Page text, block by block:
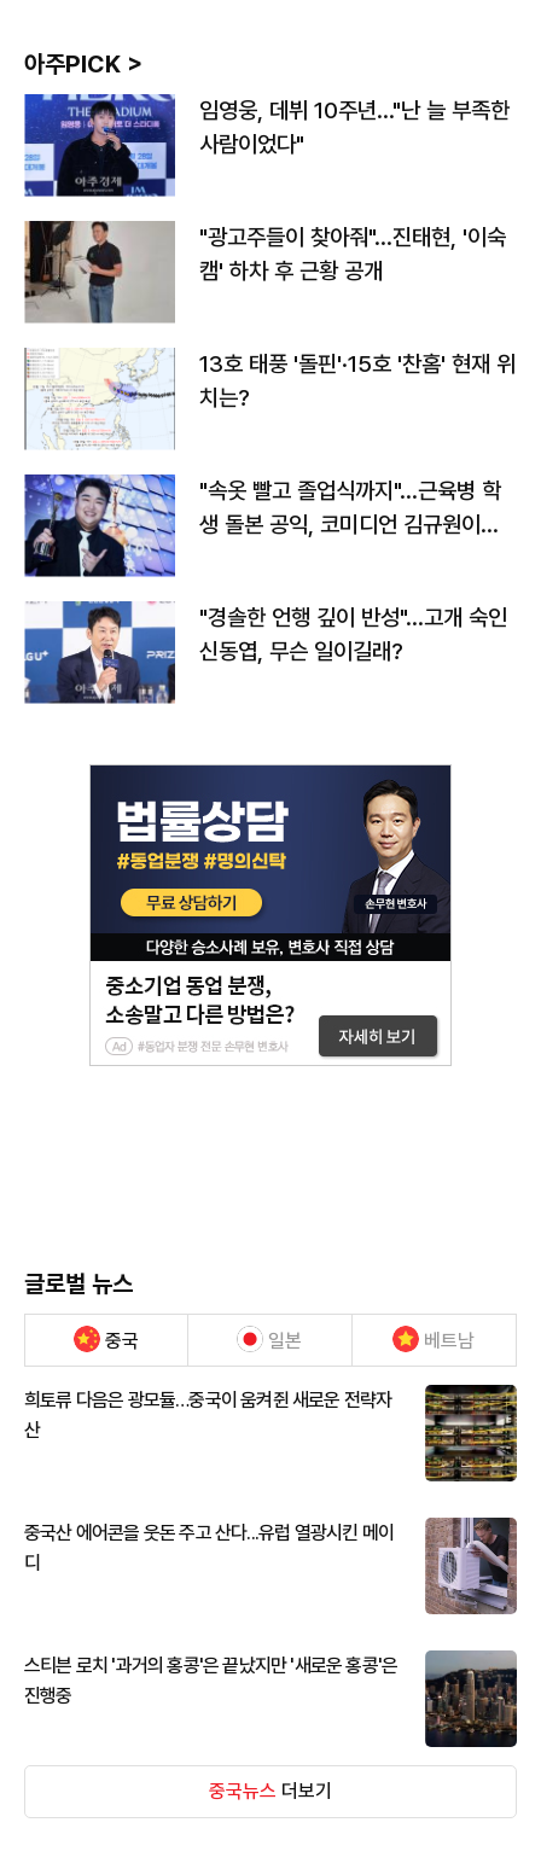
아주PICK >
임영웅, 데뷔 10주년…"난 늘 부족한
사람이었다"
"광고주들이 찾아줘"…진태현, '이숙
캠' 하차 후 근황 공개
13호 태풍 '돌핀'·15호 '찬홈' 현재 위
치는?
"속옷 빨고 졸업식까지"…근육병 학
생 돌본 공익, 코미디언 김규원이었
"경솔한 언행 깊이 반성"…고개 숙인
신동엽, 무슨 일이길래?
글로벌 뉴스
중국 일본 베트남
희토류 다음은 광모듈…중국이 움켜쥔 새로운 전략자
산
중국산 에어콘을 웃돈 주고 산다...유럽 열광시킨 메이
디
스티븐 로치 '과거의 홍콩'은 끝났지만 '새로운 홍콩'은
진행중
중국뉴스 더보기